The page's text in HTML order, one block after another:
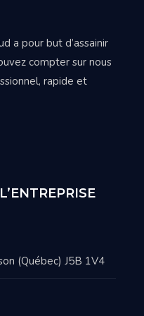
a pour but d’assainir
compter sur nous
rapide et
(Québec) J5B 1V4